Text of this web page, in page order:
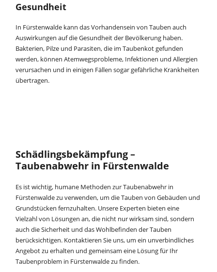
Gesundheit
In Fürstenwalde kann das Vorhandensein von Tauben auch
Auswirkungen auf die Gesundheit der Bevölkerung haben.
Bakterien, Pilze und Parasiten, die im Taubenkot gefunden
werden, können Atemwegsprobleme, Infektionen und Allergien
verursachen und in einigen Fällen sogar gefährliche Krankheiten
übertragen.
Schädlingsbekämpfung –
Taubenabwehr in Fürstenwalde
Es ist wichtig, humane Methoden zur Taubenabwehr in
Fürstenwalde zu verwenden, um die Tauben von Gebäuden und
Grundstücken fernzuhalten. Unsere Experten bieten eine
Vielzahl von Lösungen an, die nicht nur wirksam sind, sondern
auch die Sicherheit und das Wohlbefinden der Tauben
berücksichtigen. Kontaktieren Sie uns, um ein unverbindliches
Angebot zu erhalten und gemeinsam eine Lösung für Ihr
Taubenproblem in Fürstenwalde zu finden.